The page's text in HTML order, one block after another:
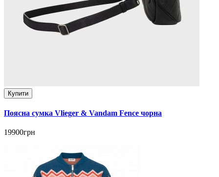
Купити
Поясна сумка Vlieger & Vandam Fence чорна
19900грн